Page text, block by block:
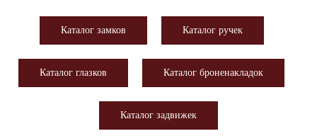
Каталог замков Каталог ручек
Каталог глазков Каталог броненакладок
Каталог задвижек